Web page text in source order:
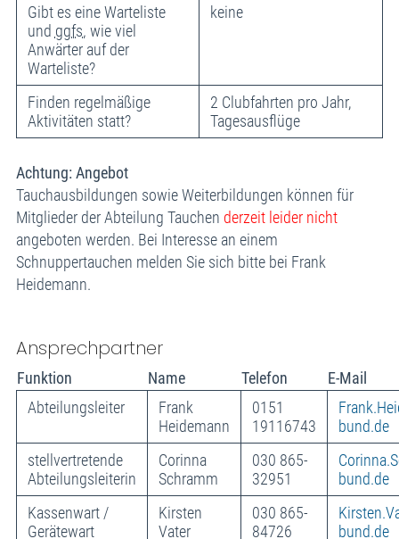
Gibt es eine Warteliste
und ggfs. wie viel
Anwärter auf der
Warteliste?
keine
Finden regelmäßige
Aktivitäten statt?
2 Clubfahrten pro Jahr,
Tagesausflüge
Achtung: Angebot
Tauchausbildungen sowie Weiterbildungen können für
Mitglieder der Abteilung Tauchen derzeit leider nicht
angeboten werden. Bei Interesse an einem
Schnuppertauchen melden Sie sich bitte bei Frank
Heidemann.
Ansprechpartner
Funktion Name Telefon
E-Mail
Abteilungsleiter
Frank
Heidemann
0151
19116743
bund.de
stellvertretende
Abteilungsleiterin
Corinna
Schramm
030 865-
32951
bund.de
Kassenwart /
Gerätewart
Kirsten
Vater
030 865-
84726
bund.de